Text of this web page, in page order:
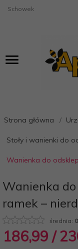
Schowek
Strona główna
Stoły i wanienki do
Wanienka do
Wanienka
ramek –
średnia:
186,99 /